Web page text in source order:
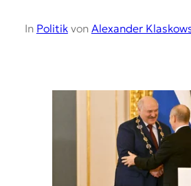
In Politikvon Alexander